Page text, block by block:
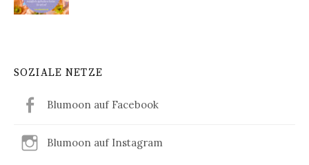
SOZIALE NETZE
Blumoon auf Facebook
Blumoon auf Instagram